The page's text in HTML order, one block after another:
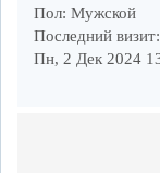
Пол: Мужской
Последний визит:
Пн, 2 Дек 2024